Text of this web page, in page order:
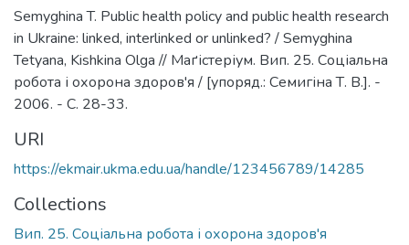
Semyghina T. Public health policy and public health research
in Ukraine: linked, interlinked or unlinked? / Semyghina
Tetyana, Kishkina Olga // Маґістеріум. Вип. 25. Соціальна
робота і охорона здоров'я / [упоряд.: Семигіна Т. В.]. -
2006. - С. 28-33.
URI
https://ekmair.ukma.edu.ua/handle/123456789/14285
Collections
Вип. 25. Соціальна робота і охорона здоров'я